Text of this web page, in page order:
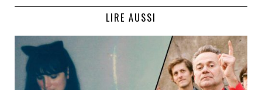
LIRE AUSSI